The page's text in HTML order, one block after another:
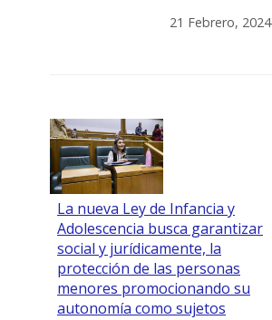
21 Febrero, 2024
La nueva Ley de Infancia y
Adolescencia busca garantizar
social y jurídicamente, la
protección de las personas
menores promocionando su
autonomía como sujetos